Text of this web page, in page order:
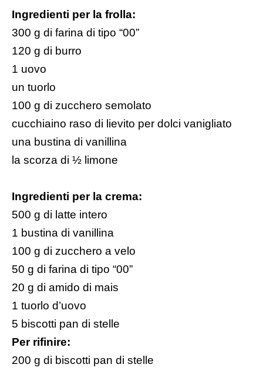
Ingredienti per la frolla:
300 g di farina di tipo “00”
120 g di burro
1 uovo
un tuorlo
100 g di zucchero semolato
cucchiaino raso di lievito per dolci vanigliato
una bustina di vanillina
la scorza di ½ limone
Ingredienti per la crema:
500 g di latte intero
1 bustina di vanillina
100 g di zucchero a velo
50 g di farina di tipo “00”
20 g di amido di mais
1 tuorlo d’uovo
5 biscotti pan di stelle
Per rifinire:
200 g di biscotti pan di stelle